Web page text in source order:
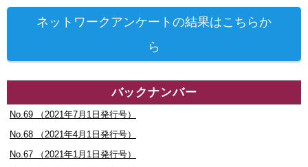
ネットワークアンケートの結果はこちらか
ら
バックナンバー
No.69 （2021年7月1日発行号）
No.68 （2021年4月1日発行号）
No.67 （2021年1月1日発行号）